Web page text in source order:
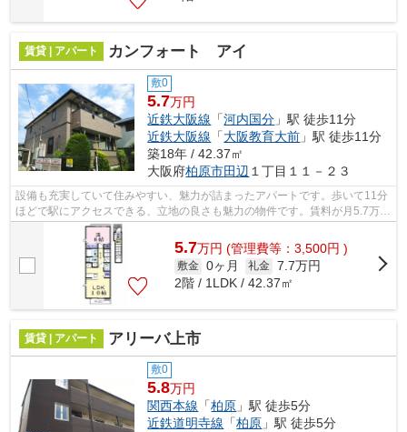
賃貸 | アパート カンフォート アイ
敷0
5.7万円
近鉄大阪線 「河内国分 」駅 徒歩11分
近鉄大阪線 「大阪教育大前 」駅 徒歩11分
築18年 / 42.37㎡
大阪府柏原市田辺 １丁目１１－２３
設備も充実していて住みやすい、魅力が詰まったアパートです。歩いて11分
ほどで駅にアクセスできる、立地の良さも魅力の物件です。賃料が月5.7万円
の物件です。柏原市エリアでの住まい...
5.7万円 (管理費等：3,500円 )
敷金 0ヶ月 礼金 7.7万円
2階 / 1LDK / 42.37㎡
賃貸 | アパート アリーバ上市
敷0
5.8万円
関西本線 「柏原 」駅 徒歩5分
近鉄道明寺線 「柏原 」駅 徒歩5分